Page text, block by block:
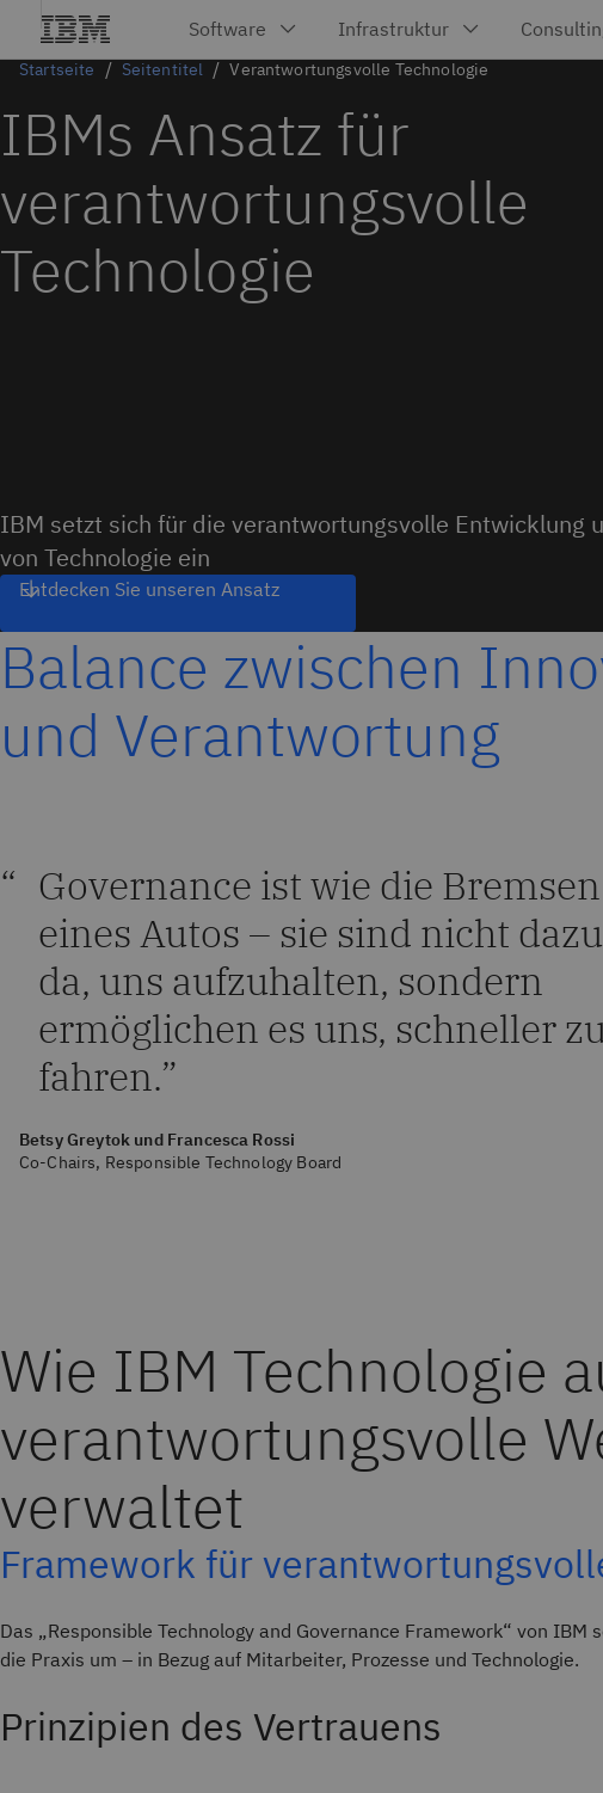
Startseite Seitentitel Verantwortungsvolle Technologie
IBMs Ansatz für
verantwortungsvolle
Technologie
IBM setzt sich für die verantwortungsvolle Entwicklung
von Technologie ein
Entdecken Sie unseren Ansatz
Balance zwischen
und Verantwortung
Governance ist wie die Bremsen
eines Autos – sie sind nicht dazu
da, uns aufzuhalten, sondern
ermöglichen es uns, schneller
fahren.
Betsy Greytok und Francesca Rossi
Co-Chairs, Responsible Technology Board
Wie IBM Technologie
verantwortungsvolle
verwaltet
Framework für
Das „Responsible Technology and Governance Framework“ von IBM
die Praxis um – in Bezug auf Mitarbeiter, Prozesse und Technologie.
Prinzipien des Vertrauens